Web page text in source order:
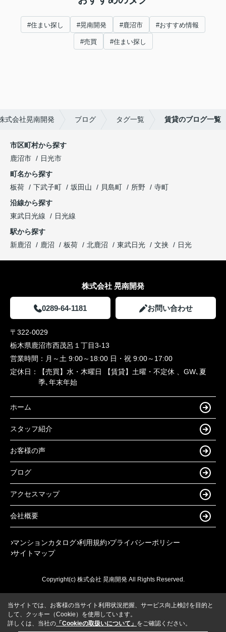
#住まい探し #晃南開発 #鹿沼市 #おすすめ情報
#売買 #住まい探し
式会社晃南開発 ブログ タグ一覧 賃貸のブログ一覧
市区町村から探す
鹿沼市
日光市
町名から探す
板荷
下武子町 坂田山 貝島町 所野
寺町
沿線から探す
東武日光線
日光線
駅から探す
新鹿沼
鹿沼 板荷 北鹿沼 東武日光 文挟 日光
株式会社 晃南開発
0289-64-1181 お問い合わせ
〒322-0029
栃木県鹿沼市西茂呂１丁目3-13
営業時間： 月～土 9:00～18:00 日・祝 9:00～17:00
定休日：
【売買】水・木曜日 【賃貸】土曜・不定休 、GW､夏
季､年末年始
ホーム
スタッフ紹介
お客様の声
ブログ
アクセスマップ
会社概要
マンションカタログ 利用規約 プライバシーポリシー
サイトマップ
Copyright(c) 株式会社 晃南開発 All Rights Reserved.
当サイトでは、お客様の当サイト利用状況把握、サービス向上検討を目的と
して、クッキー（Cookie）を使用しています。
詳しくは、当社の 「Cookieの取扱いについて」 をご確認ください。